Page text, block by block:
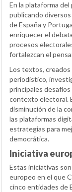
En la plataforma
publicando
de España y
enriquecer el
procesos
fortalezcan el
Los textos, creados
periodístico,
principales
contexto electoral.
disminución de la
las plataformas
estrategias para
democrática.
Iniciativa
Estas iniciativas
europeo en el que
cinco entidades de